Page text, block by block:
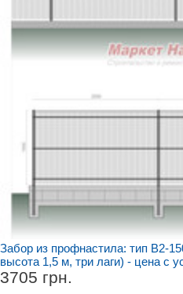
Забор из профнастила: тип В2-
высота 1,5 м, три лаги) - цена с
3705 грн.